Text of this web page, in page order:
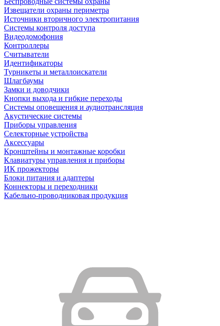
Извещатели охраны периметра
Источники вторичного электропитания
Системы контроля доступа
Видеодомофония
Контроллеры
Считыватели
Идентификаторы
Турникеты и металлоискатели
Шлагбаумы
Замки и доводчики
Кнопки выхода и гибкие переходы
Системы оповещения и аудиотрансляция
Акустические системы
Приборы управления
Селекторные устройства
Аксессуары
Кронштейны и монтажные коробки
Клавиатуры управления и приборы
ИК прожекторы
Блоки питания и адаптеры
Коннекторы и переходники
Кабельно-проводниковая продукция